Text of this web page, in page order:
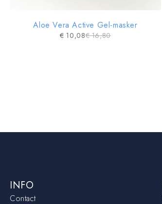
Aloe Vera Active Gel-masker
€16,80
€ 10,08
INFO
Contact